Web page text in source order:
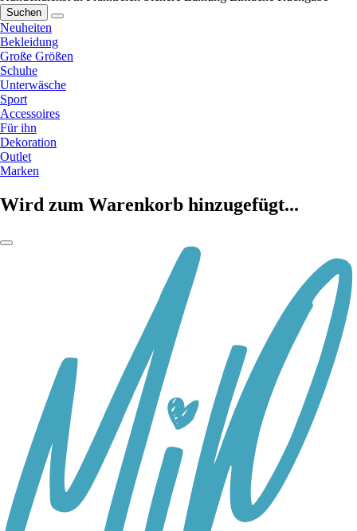
Suchen
Neuheiten
Bekleidung
Große Größen
Schuhe
Unterwäsche
Sport
Accessoires
Für ihn
Dekoration
Outlet
Marken
Wird zum Warenkorb hinzugefügt...